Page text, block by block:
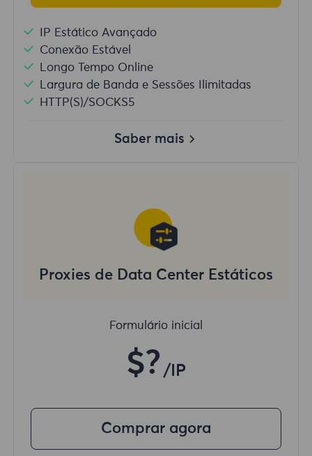
IP Estático Avançado
Conexão Estável
Longo Tempo Online
Largura de Banda e Sessões Ilimitadas
HTTP(S)/SOCKS5
Saber mais
Proxies de Data Center Estáticos
Formulário inicial
$? /IP
Comprar agora